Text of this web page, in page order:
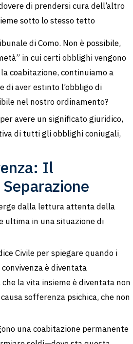
di prendersi cura dell’altro
sotto lo stesso tetto
di Como. Non è possibile,
in cui certi obblighi vengono
coabitazione, continuiamo a
di aver estinto l’obbligo di
nel nostro ordinamento?
avere un significato giuridico,
di tutti gli obblighi coniugali,
Il
dalla lettura attenta della
ultima in una situazione di
Civile per spiegare quando i
è diventata
la vita insieme è diventata non
sofferenza psichica, che non
una coabitazione permanente